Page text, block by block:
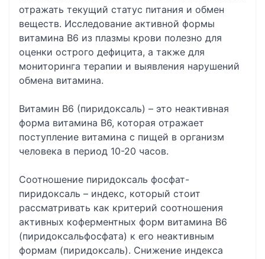
отражать текущий статус питания и обмен
веществ. Исследование активной формы
витамина В6 из плазмы крови полезно для
оценки острого дефицита, а также для
мониторинга терапии и выявления нарушений
обмена витамина.
Витамин B6 (пиридоксаль) – это неактивная
форма витамина В6, которая отражает
поступление витамина с пищей в организм
человека в период 10-20 часов.
Соотношение пиридоксаль фосфат-
пиридоксаль – индекс, который стоит
рассматривать как критерий соотношения
активных коферментных форм витамина В6
(пиридоксальфосфата) к его неактивным
формам (пиридоксаль). Снижение индекса